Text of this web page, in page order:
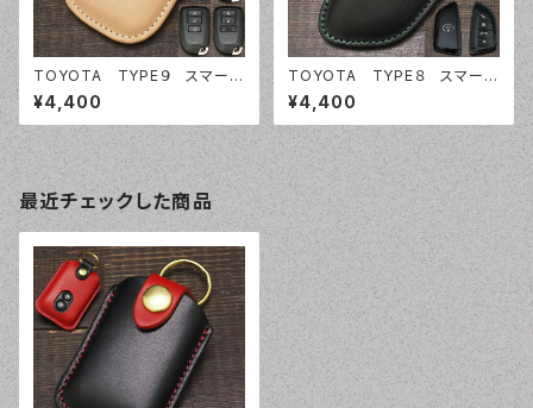
TOYOTA TYPE９ スマート
キーケース スマートキーカバ
ー オーダーメイド 本革レザ
ー トヨタ
¥4,400
TOYOTA TYPE８ スマート
キーケース スマートキーカバ
ー オーダーメイド 本革レザ
ー トヨタ
¥4,400
最近チェックした商品